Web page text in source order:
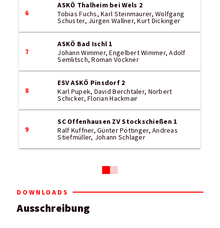
6
ASKÖ Thalheim bei Wels 2
Tobias Fuchs, Karl Steinmaurer, Wolfgang
Schuster, Jürgen Wallner, Kurt Dickinger
7
ASKÖ Bad Ischl 1
Johann Wimmer, Engelbert Wimmer, Adolf
Semlitsch, Roman Vockner
8
ESV ASKÖ Pinsdorf 2
Karl Pupek, David Berchtaler, Norbert
Schicker, Florian Hackmair
9
SC Offenhausen ZV Stockschießen 1
Ralf Kuffner, Günter Pöttinger, Andreas
Stiefmüller, Johann Schlager
DOWNLOADS
Ausschreibung